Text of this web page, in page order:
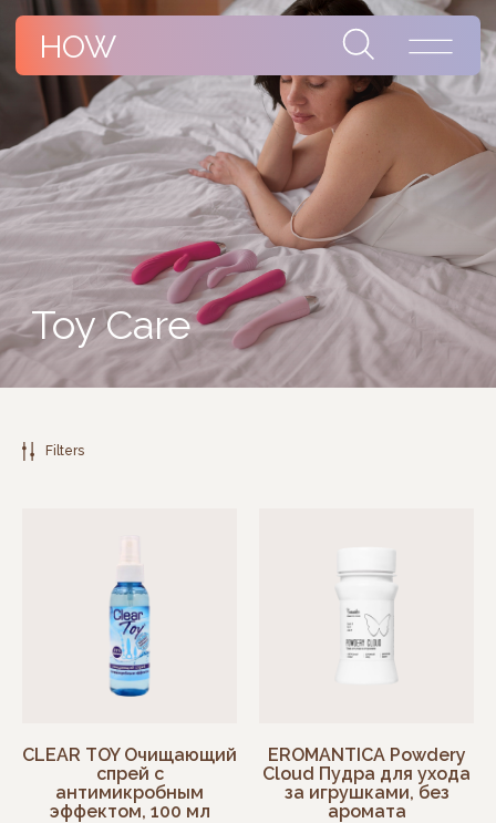
HOW
Toy Care
Filters
CLEAR TOY Очищающий
спрей с
антимикробным
эффектом, 100 мл
EROMANTICA Powdery
Cloud Пудра для ухода
за игрушками, без
аромата
Catalog
Payment
Contacts
Warranty